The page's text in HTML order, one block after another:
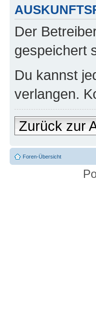
Der
gespeichert
Du kannst
verlangen.
Zurück zur
Foren-Übersicht